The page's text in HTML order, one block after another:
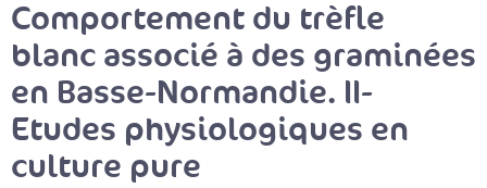
Comportement du trèfle
blanc associé à des graminées
en Basse-Normandie. II-
Etudes physiologiques en
culture pure